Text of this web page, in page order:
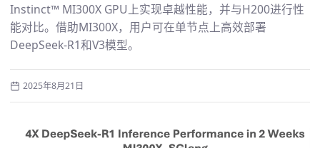
Instinct™ MI300X GPU上实现卓越性能，并与H200进行性
能对比。借助MI300X，用户可在单节点上高效部署
DeepSeek-R1和V3模型。
2025年8月21日